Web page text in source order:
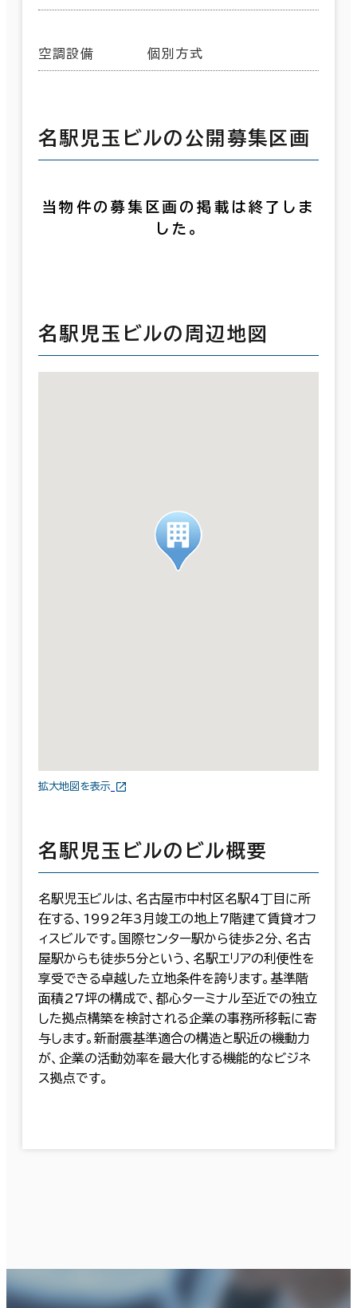
空調設備 個別方式
名駅児玉ビルの公開募集区画
当物件の募集区画の掲載は終了しま
した。
名駅児玉ビルの周辺地図
拡大地図を表示
名駅児玉ビルのビル概要
名駅児玉ビルは、名古屋市中村区名駅4丁目に所
在する、1992年3月竣工の地上7階建て賃貸オフ
ィスビルです。国際センター駅から徒歩2分、名古
屋駅からも徒歩5分という、名駅エリアの利便性を
享受できる卓越した立地条件を誇ります。基準階
面積27坪の構成で、都心ターミナル至近での独立
した拠点構築を検討される企業の事務所移転に寄
与します。新耐震基準適合の構造と駅近の機動力
が、企業の活動効率を最大化する機能的なビジネ
ス拠点です。